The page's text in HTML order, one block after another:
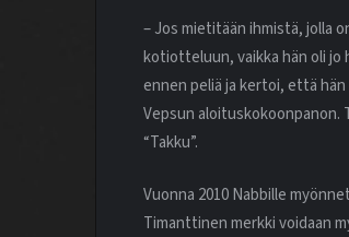
– Jos mietitään ihmistä, jolla
kotiotteluun, vaikka hän oli jo
ennen peliä ja kertoi, että
Vepsun aloituskokoonpanon.
“Takku”.
Vuonna 2010 Nabbille
Timanttinen merkki voidaan